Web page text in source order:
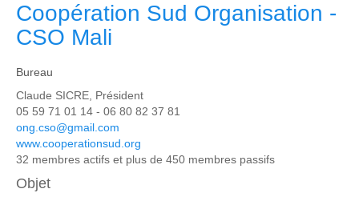
Coopération Sud Organisation -
CSO Mali
Bureau
Claude SICRE, Président
05 59 71 01 14 - 06 80 82 37 81
ong.cso@gmail.com
www.cooperationsud.org
32 membres actifs et plus de 450 membres passifs
Objet